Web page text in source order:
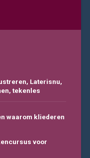
, Laterisnu,
, tekenles
waarom kliederen
voor